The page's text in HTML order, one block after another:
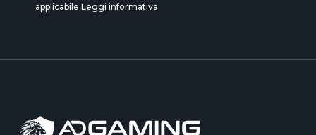
applicabile Leggi informativa